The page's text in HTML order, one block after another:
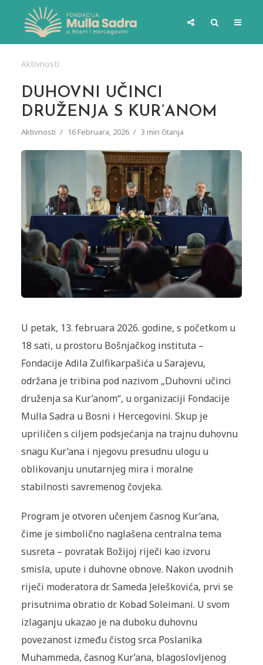
Aktivnosti
DUHOVNI UČINCI
DRUŽENJA S KUR’ANOM
Aktivnosti 16 Februara, 2026 3 min čitanja
U petak, 13. februara 2026. godine, s početkom u
18 sati, u prostoru Bošnjačkog instituta –
Fondacije Adila Zulfikarpašića u Sarajevu,
održana je tribina pod nazivom „Duhovni učinci
druženja sa Kur’anom“, u organizaciji Fondacije
Mulla Sadra u Bosni i Hercegovini. Skup je
upriličen s ciljem podsjećanja na trajnu duhovnu
snagu Kur’ana i njegovu presudnu ulogu u
oblikovanju unutarnjeg mira i moralne
stabilnosti savremenog čovjeka.
Program je otvoren učenjem časnog Kur’ana,
čime je simbolično naglašena centralna tema
susreta – povratak Božijoj riječi kao izvoru
smisla, upute i duhovne obnove. Nakon uvodnih
riječi moderatora dr. Sameda Jeleškovića, prvi se
prisutnima obratio dr. Kobad Soleimani. U svom
izlaganju ukazao je na duboku duhovnu
povezanost između čistog srca Poslanika
Muhammeda, časnog Kur’ana, blagoslovljenog